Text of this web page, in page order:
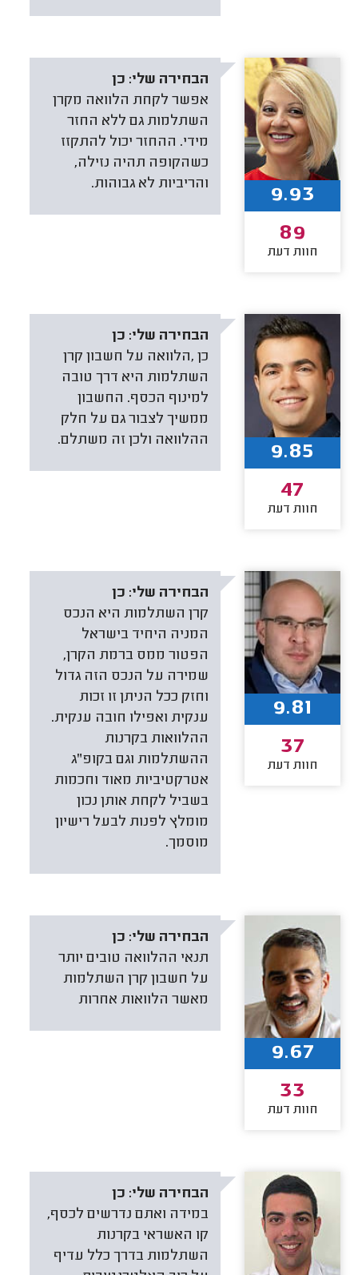
הבחירה שלי: כן
אפשר לקחת הלוואה מקרן
השתלמות גם ללא החזר
מידי. ההחזר יכול להתקזז
כשהקופה תהיה נזילה,
והריביות לא גבוהות.
9.93
89
חוות דעת
הבחירה שלי: כן
כן ,הלוואה על חשבון קרן
השתלמות היא דרך טובה
למינוף הכסף. החשבון
ממשיך לצבור גם על חלק
ההלוואה ולכן זה משתלם.
9.85
47
חוות דעת
הבחירה שלי: כן
קרן השתלמות היא הנכס
המניה היחיד בישראל
הפטור ממס ברמת הקרן,
שמירה על הנכס הזה גדול
וחזק ככל הניתן זו זכות
ענקית ואפילו חובה ענקית.
ההלוואות בקרנות
ההשתלמות וגם בקופ"ג
אטרקטיביות מאוד וחכמות
בשביל לקחת אותן נכון
מומלץ לפנות לבעל רישיון
מוסמך.
9.81
37
חוות דעת
הבחירה שלי: כן
תנאי ההלוואה טובים יותר
על חשבון קרן השתלמות
מאשר הלוואות אחרות
9.67
33
חוות דעת
הבחירה שלי: כן
במידה ואתם נדרשים לכסף,
קו האשראי בקרנות
השתלמות בדרך כלל עדיף